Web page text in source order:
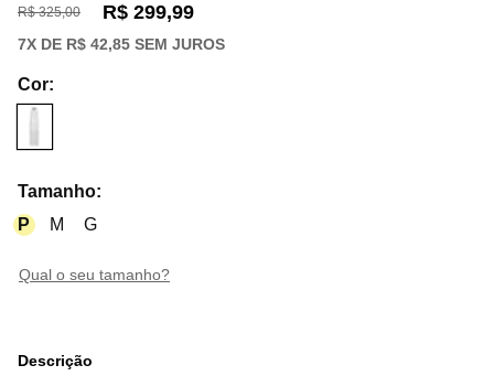
R$ 325,00 R$ 299,99
7X DE R$ 42,85 SEM JUROS
Cor:
Tamanho:
P
M G
qual o seu tamanho?
Descrição